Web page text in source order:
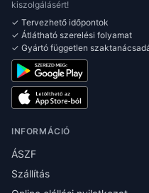
kiszolgálásért!
✓ Tervezhető időpontok
✓ Átlátható szerelési folyamat
✓ Gyártó független
INFORMÁCIÓ
ÁSZF
Szállítás